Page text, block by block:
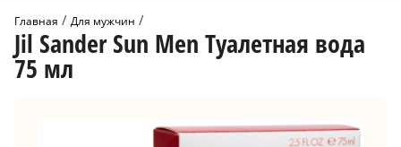
Главная / Для мужчин /
Jil Sander Sun Men Туалетная вода
75 мл